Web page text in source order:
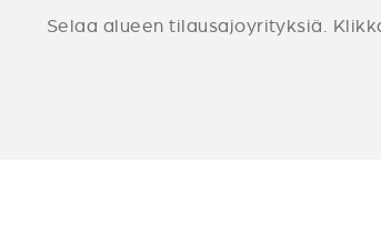
Selaa alueen tilausajoyrityksiä.